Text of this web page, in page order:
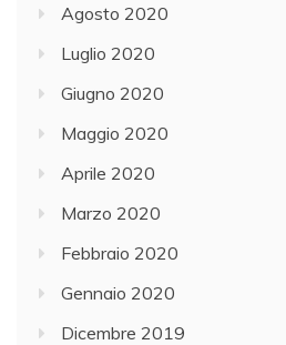
Agosto 2020
Luglio 2020
Giugno 2020
Maggio 2020
Aprile 2020
Marzo 2020
Febbraio 2020
Gennaio 2020
Dicembre 2019